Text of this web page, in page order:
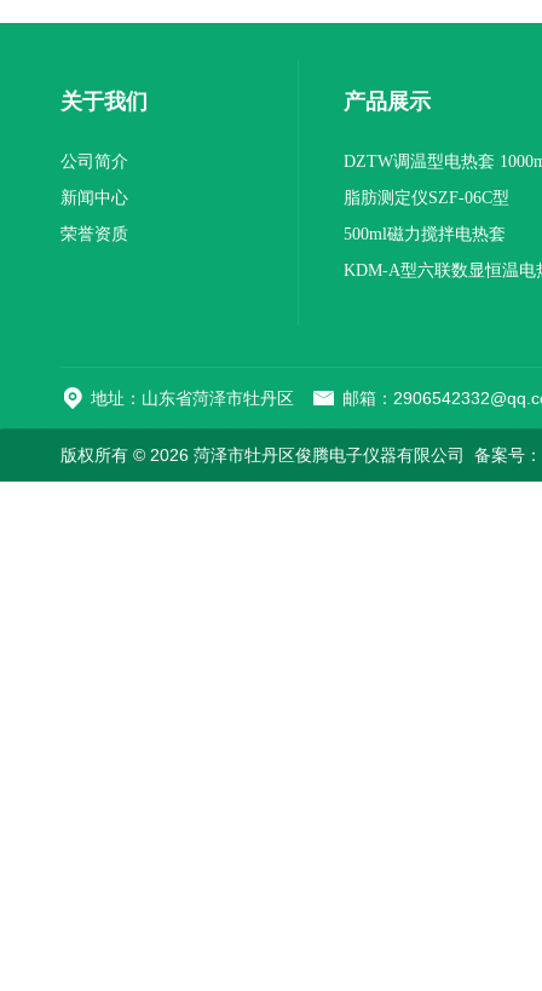
关于我们
公司简介
新闻中心
荣誉资质
产品展示
DZTW调温型电热套
联
脂肪测定仪SZF-06C型
500ml磁力搅拌电热套
KDM-A型六联数显恒温电
地址：山东省菏泽市牡丹区 邮箱：
版权所有 © 2026 菏泽市牡丹区俊腾电子仪器有限公司 备案号